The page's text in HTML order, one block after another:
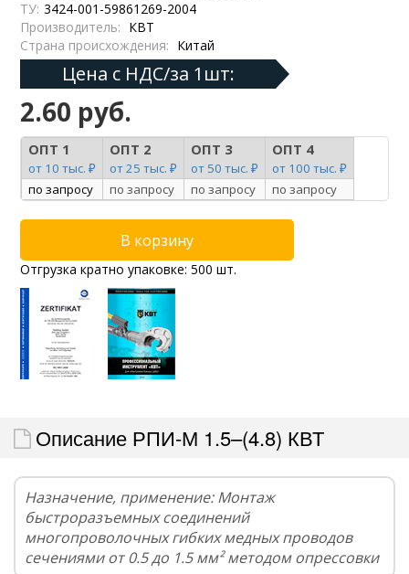
ТУ: 3424-001-59861269-2004
Производитель: КВТ
Страна происхождения: Китай
Цена с НДС/за 1шт:
2.60 руб.
ОПТ 1
от 10 тыс. ₽
ОПТ 2
от 25 тыс. ₽
ОПТ 3
от 50 тыс. ₽
ОПТ 4
от 100 тыс. ₽
по запросу
по запросу по запросу по запросу
Отгрузка кратно упаковке: 500 шт.
Описание РПИ-М 1.5–(4.8) КВТ
Назначение, применение: Монтаж
быстроразъемных соединений
многопроволочных гибких медных проводов
сечениями от 0.5 до 1.5 мм² методом опрессовки